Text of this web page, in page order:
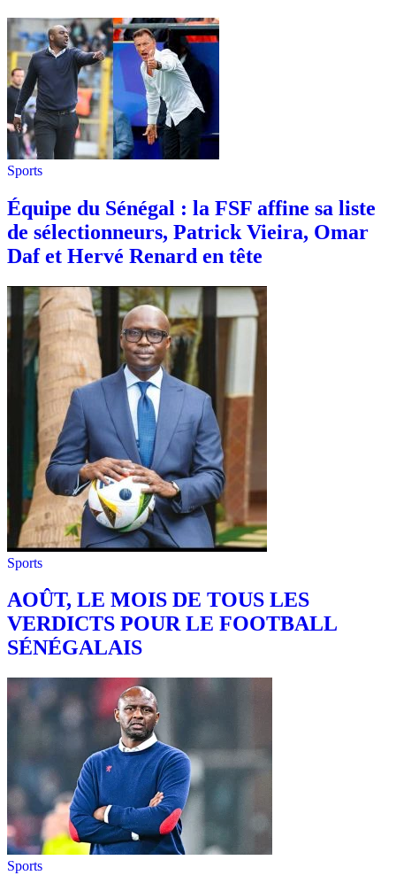
Sports
Équipe du Sénégal : la FSF affine sa liste
de sélectionneurs, Patrick Vieira, Omar
Daf et Hervé Renard en tête
Sports
AOÛT, LE MOIS DE TOUS LES
VERDICTS POUR LE FOOTBALL
SÉNÉGALAIS
Sports